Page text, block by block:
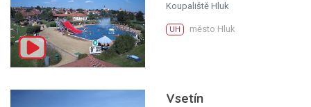
Koupaliště Hluk
UH město Hluk
Vsetín